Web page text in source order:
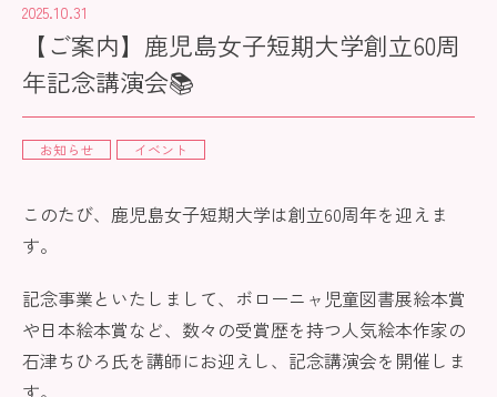
園
2025.10.31
【ご案内】鹿児島女子短期大学創立60周
年記念講演会📚
お知らせ イベント
このたび、鹿児島女子短期大学は創立60周年を迎えま
す。
記念事業といたしまして、ボローニャ児童図書展絵本賞
や日本絵本賞など、数々の受賞歴を持つ人気絵本作家の
石津ちひろ氏を講師にお迎えし、記念講演会を開催しま
す。